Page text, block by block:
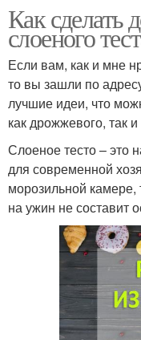
Как сделать
слоеного
Если вам, как и мне
то вы зашли по
лучшие идеи, что
как дрожжевого, так
Слоеное тесто – это
для современной
морозильной камере,
на ужин не составит